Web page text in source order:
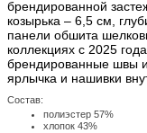
брендированной
козырька – 6,5 см,
панели обшита
коллекциях с 2025
брендированные швы
ярлычка и нашивки
Состав:
полиэстер 57%
хлопок 43%